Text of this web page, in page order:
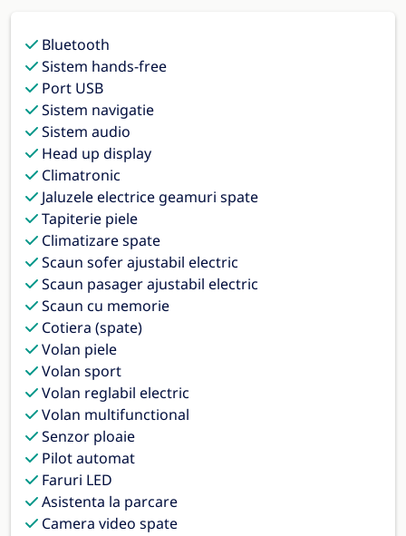
Bluetooth
Sistem hands-free
Port USB
Sistem navigatie
Sistem audio
Head up display
Climatronic
Jaluzele electrice geamuri spate
Tapiterie piele
Climatizare spate
Scaun sofer ajustabil electric
Scaun pasager ajustabil electric
Scaun cu memorie
Cotiera (spate)
Volan piele
Volan sport
Volan reglabil electric
Volan multifunctional
Senzor ploaie
Pilot automat
Faruri LED
Asistenta la parcare
Camera video spate